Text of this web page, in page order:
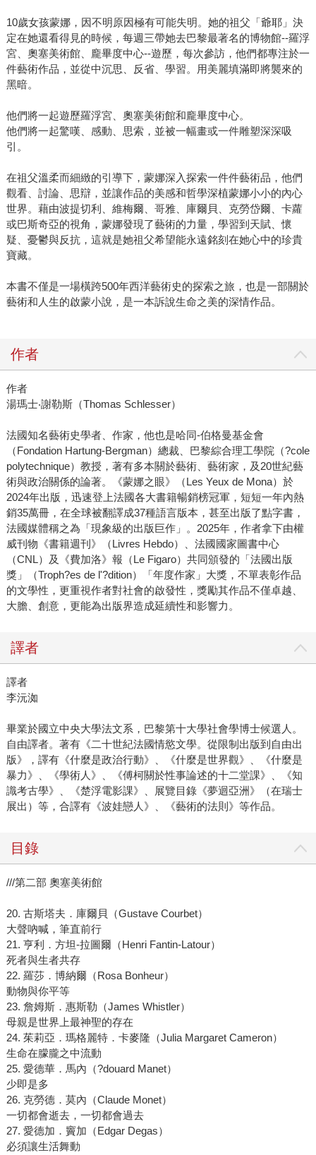
10歲女孩蒙娜，因不明原因極有可能失明。她的祖父「爺耶」決
定在她還看得見的時候，每週三帶她去巴黎最著名的博物館--羅浮
宮、奧塞美術館、龐畢度中心--遊歷，每次參訪，他們都專注於一
件藝術作品，並從中沉思、反省、學習。用美麗填滿即將襲來的
黑暗。
他們將一起遊歷羅浮宮、奧塞美術館和龐畢度中心。
他們將一起驚嘆、感動、思索，並被一幅畫或一件雕塑深深吸
引。
在祖父溫柔而細緻的引導下，蒙娜深入探索一件件藝術品，他們
觀看、討論、思辯，並讓作品的美感和哲學深植蒙娜小小的內心
世界。藉由波提切利、維梅爾、哥雅、庫爾貝、克勞岱爾、卡蘿
或巴斯奇亞的視角，蒙娜發現了藝術的力量，學習到天賦、懷
疑、憂鬱與反抗，這就是她祖父希望能永遠銘刻在她心中的珍貴
寶藏。
本書不僅是一場橫跨500年西洋藝術史的探索之旅，也是一部關於
藝術和人生的啟蒙小說，是一本訴說生命之美的深情作品。
作者
作者
湯瑪士‧謝勒斯（Thomas Schlesser）
法國知名藝術史學者、作家，他也是哈同-伯格曼基金會
（Fondation Hartung-Bergman）總裁、巴黎綜合理工學院（?cole
polytechnique）教授，著有多本關於藝術、藝術家，及20世紀藝
術與政治關係的論著。《蒙娜之眼》（Les Yeux de Mona）於
2024年出版，迅速登上法國各大書籍暢銷榜冠軍，短短一年內熱
銷35萬冊，在全球被翻譯成37種語言版本，甚至出版了點字書，
法國媒體稱之為「現象級的出版巨作」。2025年，作者拿下由權
威刊物《書籍週刊》（Livres Hebdo）、法國國家圖書中心
（CNL）及《費加洛》報（Le Figaro）共同頒發的「法國出版
獎」（Troph?es de l'?dition）「年度作家」大獎，不單表彰作品
的文學性，更重視作者對社會的啟發性，獎勵其作品不僅卓越、
大膽、創意，更能為出版界造成延續性和影響力。
譯者
譯者
李沅洳
畢業於國立中央大學法文系，巴黎第十大學社會學博士候選人。
自由譯者。著有《二十世紀法國情慾文學。從限制出版到自由出
版》，譯有《什麼是政治行動》、《什麼是世界觀》、《什麼是
暴力》、《學術人》、《傅柯關於性事論述的十二堂課》、《知
識考古學》、《楚浮電影課》、展覽目錄《夢迴亞洲》（在瑞士
展出）等，合譯有《波娃戀人》、《藝術的法則》等作品。
目錄
///第二部 奧塞美術館
20. 古斯塔夫．庫爾貝（Gustave Courbet）
大聲吶喊，筆直前行
21. 亨利．方坦-拉圖爾（Henri Fantin-Latour）
死者與生者共存
22. 羅莎．博納爾（Rosa Bonheur）
動物與你平等
23. 詹姆斯．惠斯勒（James Whistler）
母親是世界上最神聖的存在
24. 茱莉亞．瑪格麗特．卡麥隆（Julia Margaret Cameron）
生命在朦朧之中流動
25. 愛德華．馬內（?douard Manet）
少即是多
26. 克勞德．莫內（Claude Monet）
一切都會逝去，一切都會過去
27. 愛德加．竇加（Edgar Degas）
必須讓生活舞動